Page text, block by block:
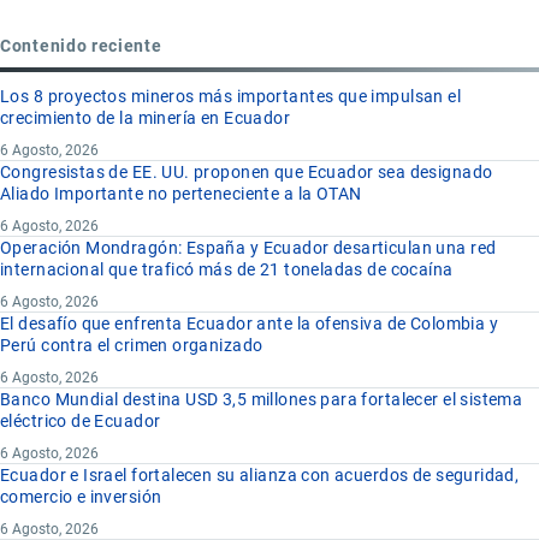
Contenido reciente
Los 8 proyectos mineros más importantes que impulsan el
crecimiento de la minería en Ecuador
6 Agosto, 2026
Congresistas de EE. UU. proponen que Ecuador sea designado
Aliado Importante no perteneciente a la OTAN
6 Agosto, 2026
Operación Mondragón: España y Ecuador desarticulan una red
internacional que traficó más de 21 toneladas de cocaína
6 Agosto, 2026
El desafío que enfrenta Ecuador ante la ofensiva de Colombia y
Perú contra el crimen organizado
6 Agosto, 2026
Banco Mundial destina USD 3,5 millones para fortalecer el sistema
eléctrico de Ecuador
6 Agosto, 2026
Ecuador e Israel fortalecen su alianza con acuerdos de seguridad,
comercio e inversión
6 Agosto, 2026